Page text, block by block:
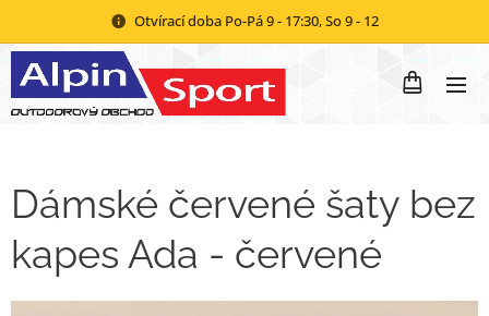
Otvírací doba Po-Pá 9 - 17:30, So 9 - 12
Dámské červené šaty bez
kapes Ada - červené